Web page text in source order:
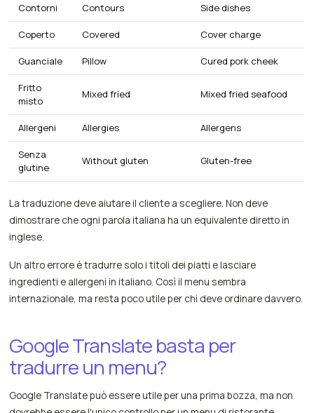
Contorni Contours Side dishes
Coperto Covered Cover charge
Guanciale Pillow Cured pork cheek
Fritto
misto
Mixed fried Mixed fried seafood
Allergeni Allergies Allergens
Senza
glutine
Without gluten Gluten-free
La traduzione deve aiutare il cliente a scegliere. Non deve
dimostrare che ogni parola italiana ha un equivalente diretto in
inglese.
Un altro errore è tradurre solo i titoli dei piatti e lasciare
ingredienti e allergeni in italiano. Così il menu sembra
internazionale, ma resta poco utile per chi deve ordinare davvero.
Google Translate basta per
tradurre un menu?
Google Translate può essere utile per una prima bozza, ma non